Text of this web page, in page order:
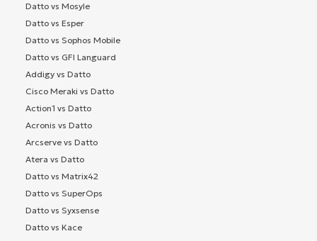
Datto vs Mosyle
Datto vs Esper
Datto vs Sophos Mobile
Datto vs GFI Languard
Addigy vs Datto
Cisco Meraki vs Datto
Action1 vs Datto
Acronis vs Datto
Arcserve vs Datto
Atera vs Datto
Datto vs Matrix42
Datto vs SuperOps
Datto vs Syxsense
Datto vs Kace